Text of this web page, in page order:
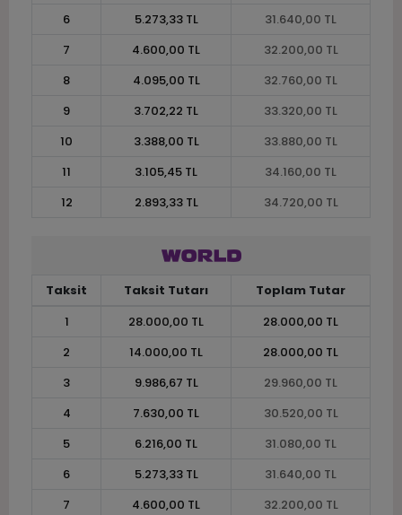
6
5.273,33 TL
31.640,00 TL
7
4.600,00 TL
32.200,00 TL
8
4.095,00 TL
32.760,00 TL
9
3.702,22 TL
33.320,00 TL
10
3.388,00 TL
33.880,00 TL
11
3.105,45 TL
34.160,00 TL
12
2.893,33 TL 34.720,00 TL
Taksit Taksit Tutarı
Toplam Tutar
1
28.000,00 TL
28.000,00 TL
2
14.000,00 TL
28.000,00 TL
3
9.986,67 TL
29.960,00 TL
4
7.630,00 TL
30.520,00 TL
5
6.216,00 TL
31.080,00 TL
6
5.273,33 TL
31.640,00 TL
7
4.600,00 TL
32.200,00 TL